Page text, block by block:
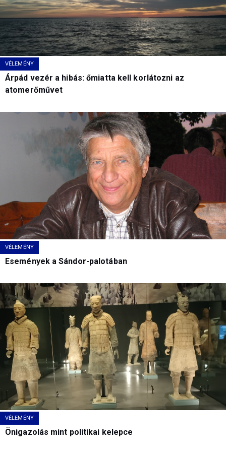
VÉLEMÉNY
Árpád vezér a hibás: őmiatta kell korlátozni az
atomerőművet
VÉLEMÉNY
Események a Sándor-palotában
VÉLEMÉNY
Önigazolás mint politikai kelepce